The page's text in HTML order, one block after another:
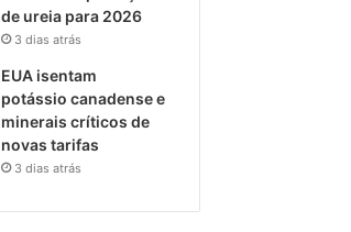
de ureia para 2026
3 dias atrás
EUA isentam
potássio canadense e
minerais críticos de
novas tarifas
3 dias atrás